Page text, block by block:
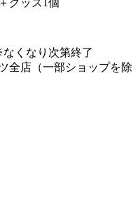
グッズ1個
くなり次第終了
全店（一部ショップを除